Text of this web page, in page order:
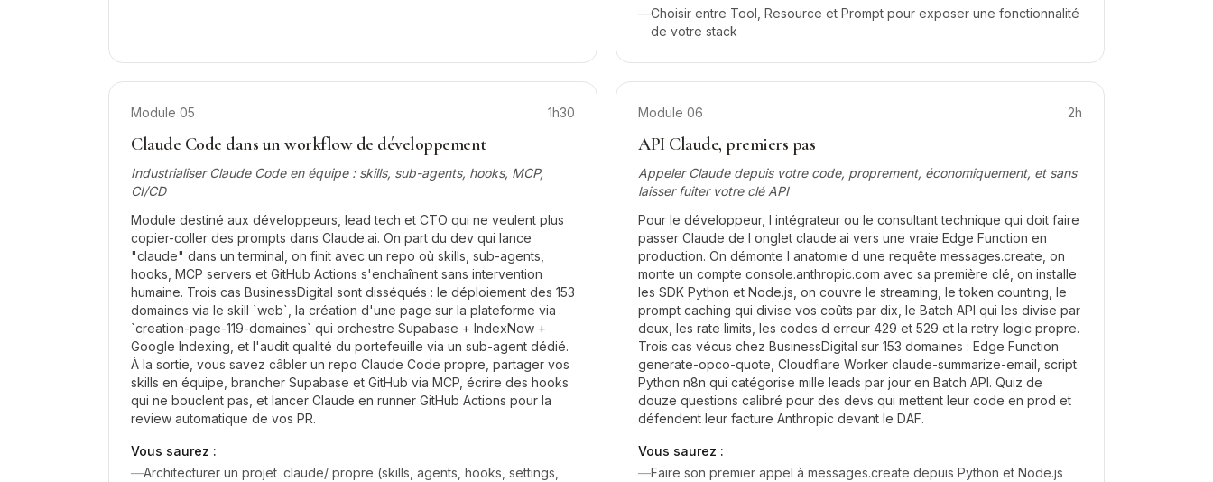
—Choisir entre Tool, Resource et Prompt pour exposer une fonctionnalité
de votre stack
Module 05 1h30
Claude Code dans un workflow de développement
Industrialiser Claude Code en équipe : skills, sub-agents, hooks, MCP,
CI/CD
Module destiné aux développeurs, lead tech et CTO qui ne veulent plus
copier-coller des prompts dans Claude.ai. On part du dev qui lance
"claude" dans un terminal, on finit avec un repo où skills, sub-agents,
hooks, MCP servers et GitHub Actions s'enchaînent sans intervention
humaine. Trois cas BusinessDigital sont disséqués : le déploiement des 153
domaines via le skill `web`, la création d'une page sur la plateforme via
`creation-page-119-domaines` qui orchestre Supabase + IndexNow +
Google Indexing, et l'audit qualité du portefeuille via un sub-agent dédié.
À la sortie, vous savez câbler un repo Claude Code propre, partager vos
skills en équipe, brancher Supabase et GitHub via MCP, écrire des hooks
qui ne bouclent pas, et lancer Claude en runner GitHub Actions pour la
review automatique de vos PR.
Vous saurez :
—Architecturer un projet .claude/ propre (skills, agents, hooks, settings,
Module 06 2h
API Claude, premiers pas
Appeler Claude depuis votre code, proprement, économiquement, et sans
laisser fuiter votre clé API
Pour le développeur, l intégrateur ou le consultant technique qui doit faire
passer Claude de l onglet claude.ai vers une vraie Edge Function en
production. On démonte l anatomie d une requête messages.create, on
monte un compte console.anthropic.com avec sa première clé, on installe
les SDK Python et Node.js, on couvre le streaming, le token counting, le
prompt caching qui divise vos coûts par dix, le Batch API qui les divise par
deux, les rate limits, les codes d erreur 429 et 529 et la retry logic propre.
Trois cas vécus chez BusinessDigital sur 153 domaines : Edge Function
generate-opco-quote, Cloudflare Worker claude-summarize-email, script
Python n8n qui catégorise mille leads par jour en Batch API. Quiz de
douze questions calibré pour des devs qui mettent leur code en prod et
défendent leur facture Anthropic devant le DAF.
Vous saurez :
—Faire son premier appel à messages.create depuis Python et Node.js